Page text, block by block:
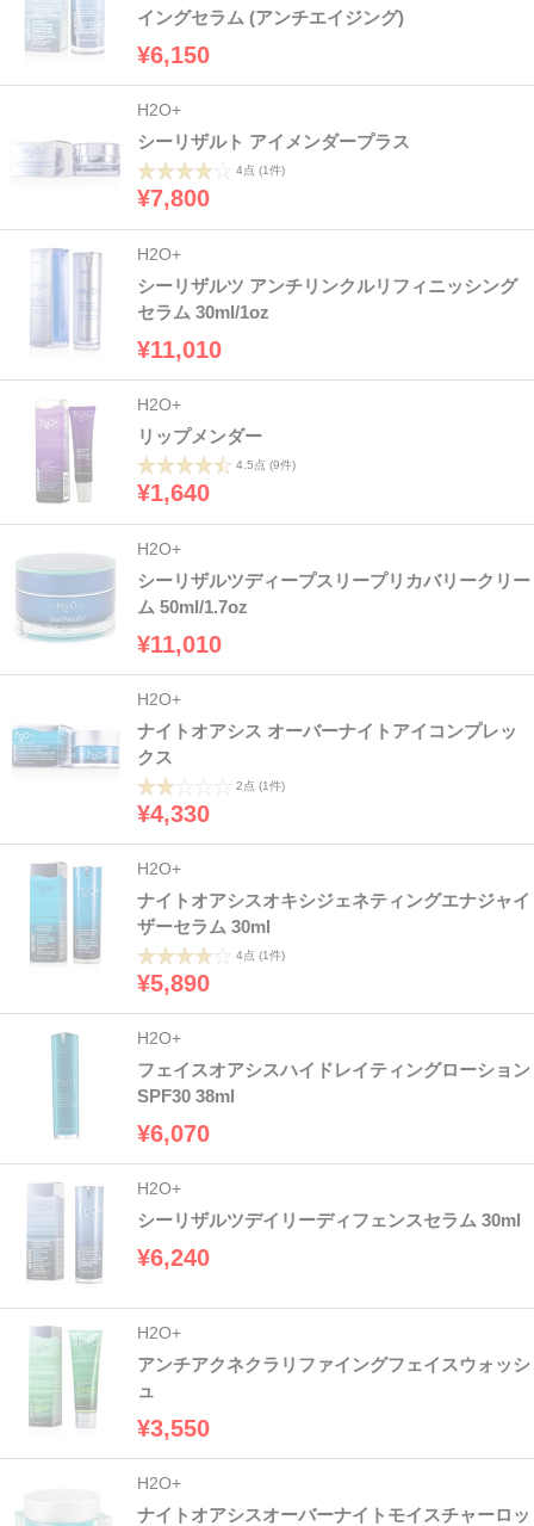
イングセラム (アンチエイジング)
¥6,150
H2O+
シーリザルト アイメンダープラス
4点 (1件)
¥7,800
H2O+
シーリザルツ アンチリンクルリフィニッシング
セラム 30ml/1oz
¥11,010
H2O+
リップメンダー
4.5点 (9件)
¥1,640
H2O+
シーリザルツディープスリープリカバリークリー
ム 50ml/1.7oz
¥11,010
H2O+
ナイトオアシス オーバーナイトアイコンプレッ
クス
2点 (1件)
¥4,330
H2O+
ナイトオアシスオキシジェネティングエナジャイ
ザーセラム 30ml
4点 (1件)
¥5,890
H2O+
フェイスオアシスハイドレイティングローション
SPF30 38ml
¥6,070
H2O+
シーリザルツデイリーディフェンスセラム 30ml
¥6,240
H2O+
アンチアクネクラリファイングフェイスウォッシ
ュ
¥3,550
H2O+
ナイトオアシスオーバーナイトモイスチャーロッ